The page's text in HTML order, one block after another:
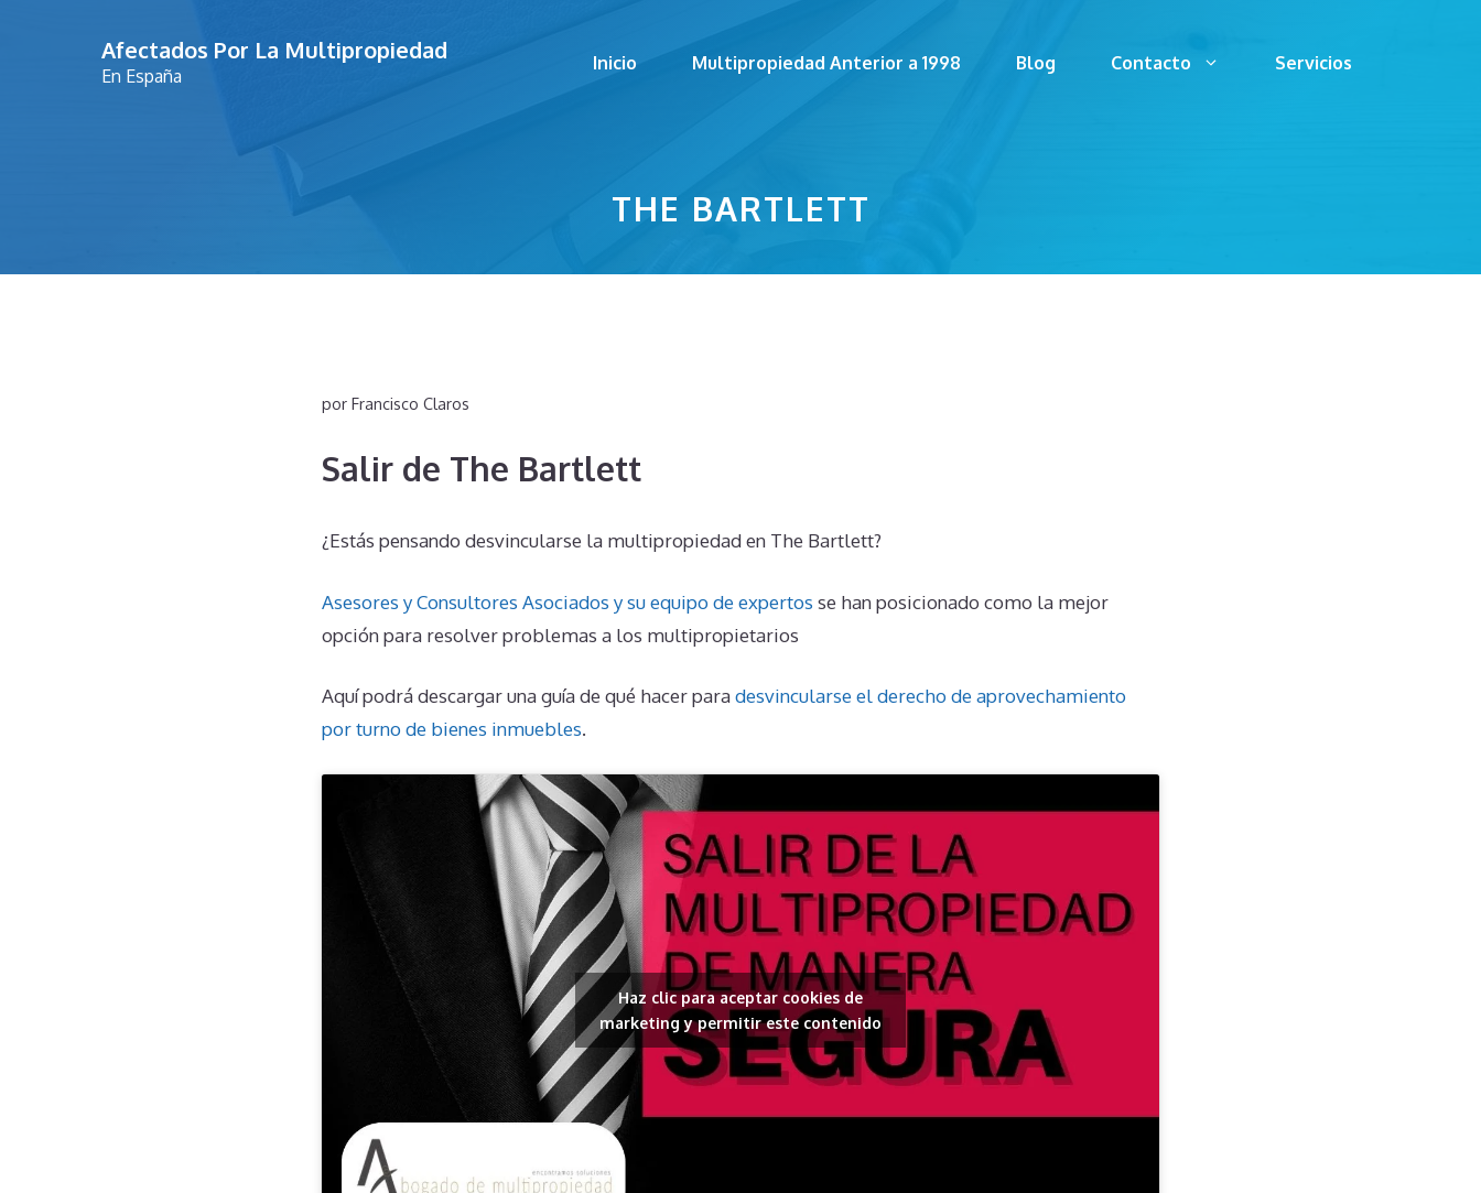
Afectados Por La Multipropiedad
En España
Inicio Multipropiedad Anterior a 1998 Blog Contacto Servicios
THE BARTLETT
por Francisco Claros
Salir de The Bartlett
¿Estás pensando desvincularse la multipropiedad en The Bartlett?
Asesores y Consultores Asociados y su equipo de expertos se han posicionado como la mejor
opción para resolver problemas a los multipropietarios
Aquí podrá descargar una guía de qué hacer paradesvincularse el derecho de aprovechamiento
por turno de bienes inmuebles.
Haz clic para aceptar cookies de
marketing y permitir este contenido